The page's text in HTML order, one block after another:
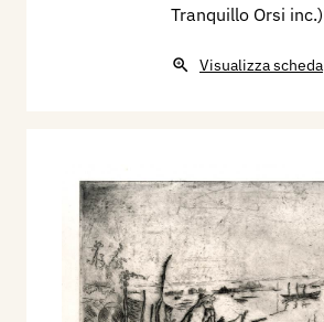
Tranquillo Orsi inc.)
Visualizza scheda